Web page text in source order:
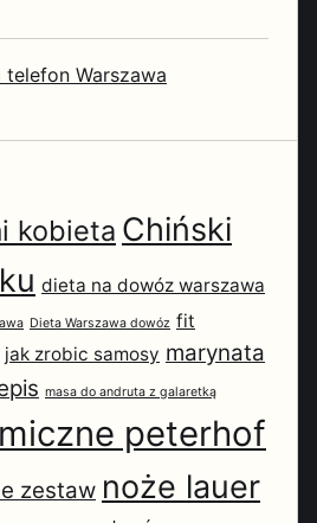
telefon Warszawa
kobieta Chiński
dieta na dowóz warszawa
Dieta Warszawa dowóz fit
jak zrobic samosy marynata
masa do andruta z galaretką
peterhof
zestaw noże lauer